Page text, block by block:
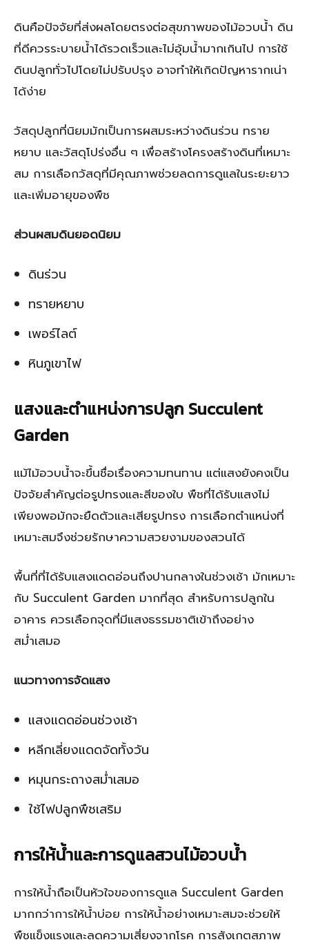
ดินคือปัจจัยที่ส่งผลโดยตรงต่อสุขภาพของไม้อวบน้ำ ดิน
ที่ดีควรระบายน้ำได้รวดเร็วและไม่อุ้มน้ำมากเกินไป การใช้
ดินปลูกทั่วไปโดยไม่ปรับปรุง อาจทำให้เกิดปัญหารากเน่า
ได้ง่าย
วัสดุปลูกที่นิยมมักเป็นการผสมระหว่างดินร่วน ทราย
หยาบ และวัสดุโปร่งอื่น ๆ เพื่อสร้างโครงสร้างดินที่เหมาะ
สม การเลือกวัสดุที่มีคุณภาพช่วยลดการดูแลในระยะยาว
และเพิ่มอายุของพืช
ส่วนผสมดินยอดนิยม
ดินร่วน
ทรายหยาบ
เพอร์ไลต์
หินภูเขาไฟ
แสงและตำแหน่งการปลูก Succulent
Garden
แม้ไม้อวบน้ำจะขึ้นชื่อเรื่องความทนทาน แต่แสงยังคงเป็น
ปัจจัยสำคัญต่อรูปทรงและสีของใบ พืชที่ได้รับแสงไม่
เพียงพอมักจะยืดตัวและเสียรูปทรง การเลือกตำแหน่งที่
เหมาะสมจึงช่วยรักษาความสวยงามของสวนได้
พื้นที่ที่ได้รับแสงแดดอ่อนถึงปานกลางในช่วงเช้า มักเหมาะ
กับ Succulent Garden มากที่สุด สำหรับการปลูกใน
อาคาร ควรเลือกจุดที่มีแสงธรรมชาติเข้าถึงอย่าง
สม่ำเสมอ
แนวทางการจัดแสง
แสงแดดอ่อนช่วงเช้า
หลีกเลี่ยงแดดจัดทั้งวัน
หมุนกระถางสม่ำเสมอ
ใช้ไฟปลูกพืชเสริม
การให้น้ำและการดูแลสวนไม้อวบน้ำ
การให้น้ำถือเป็นหัวใจของการดูแล Succulent Garden
มากกว่าการให้น้ำบ่อย การให้น้ำอย่างเหมาะสมจะช่วยให้
พืชแข็งแรงและลดความเสี่ยงจากโรค การสังเกตสภาพ